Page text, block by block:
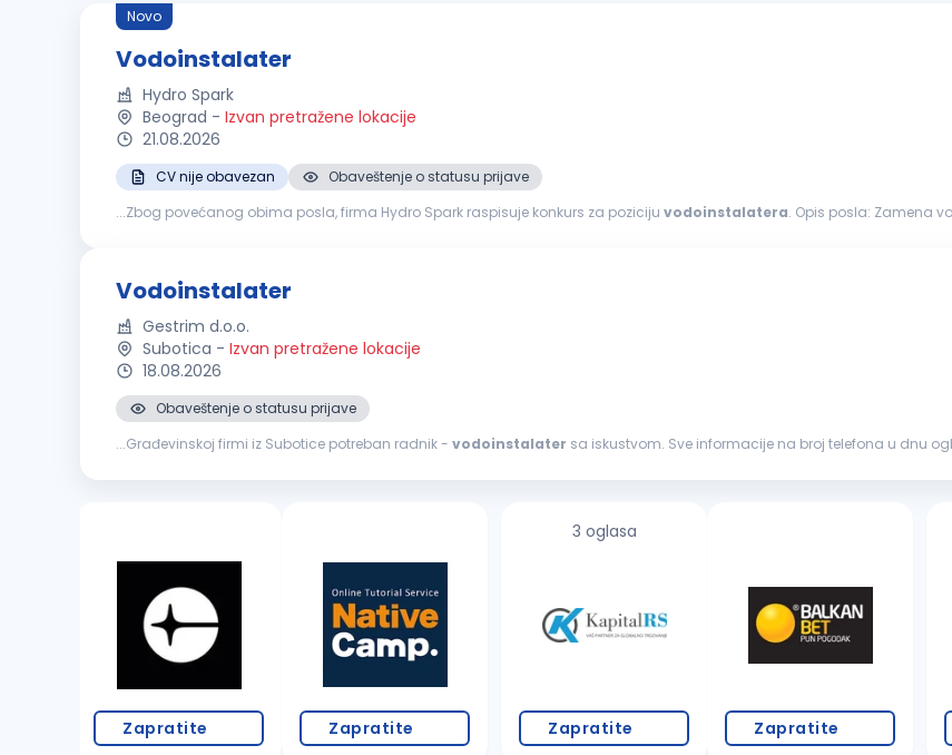
Novo
Vodoinstalater
Hydro Spark
Beograd - Izvan pretražene lokacije
21.08.2026
CV nije obavezan
Obaveštenje o statusu prijave
...Zbog povećanog obima posla, firma Hydro Spark raspisuje konkurs za poziciju vodoinstalatera. Opis posla: Zamena vodovodnih i kanalizacionih cevi Zamena i ugradnja sanitarija
Vodoinstalater
Gestrim d.o.o.
Subotica - Izvan pretražene lokacije
18.08.2026
Obaveštenje o statusu prijave
...Građevinskoj firmi iz Subotice potreban radnik - vodoinstalater sa iskustvom. Sve informacije na broj telefona u dnu
Zapratite Zapratite
3 oglasa
Zapratite Zapratite